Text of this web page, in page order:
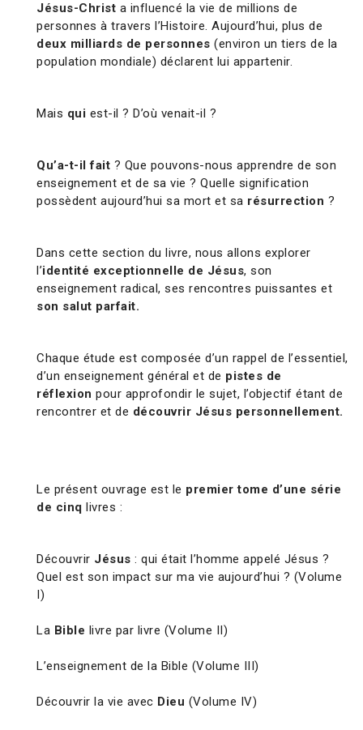
Jésus-Christ a influencé la vie de millions de
personnes à travers l’Histoire. Aujourd’hui, plus de
deux milliards de personnes (environ un tiers de la
population mondiale) déclarent lui appartenir.
Mais qui est-il ? D’où venait-il ?
Qu’a-t-il fait ? Que pouvons-nous apprendre de son
enseignement et de sa vie ? Quelle signification
possèdent aujourd’hui sa mort et sa résurrection ?
Dans cette section du livre, nous allons explorer
l’identité exceptionnelle de Jésus, son
enseignement radical, ses rencontres puissantes et
son salut parfait.
Chaque étude est composée d’un rappel de l’essentiel,
d’un enseignement général et de pistes de
réflexion pour approfondir le sujet, l’objectif étant de
rencontrer et de découvrir Jésus personnellement.
Le présent ouvrage est le premier tome d’une série
de cinq livres :
Découvrir Jésus : qui était l’homme appelé Jésus ?
Quel est son impact sur ma vie aujourd’hui ? (Volume
I)
La Bible livre par livre (Volume II)
L’enseignement de la Bible (Volume III)
Découvrir la vie avec Dieu (Volume IV)